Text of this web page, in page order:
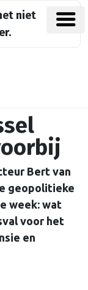
niet
Bert van
geopolitieke
week: wat
voor het
en